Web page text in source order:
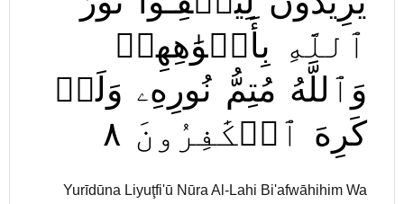
ٱللَّهِ بِأَفۡوَٰهِهِمۡ
وَٱللَّهُ مُتِمُّ نُورِهِۦ وَلَوۡ
كَرِهَ ٱلۡكَٰفِرُونَ ٨
Yurīdūna Liyuţfi'ū Nūra Al-Lahi Bi'afwāhihim Wa